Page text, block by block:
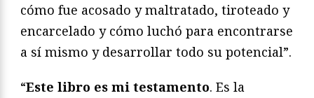
cómo fue acosado y maltratado, tiroteado y
encarcelado y cómo luchó para encontrarse
a sí mismo y desarrollar todo su potencial”.
“Este libro es mi testamento. Es la